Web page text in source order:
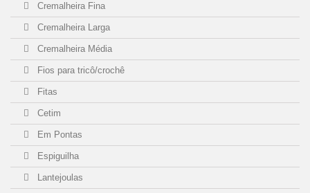
Cremalheira Fina
Cremalheira Larga
Cremalheira Média
Fios para tricô/crochê
Fitas
Cetim
Em Pontas
Espiguilha
Lantejoulas